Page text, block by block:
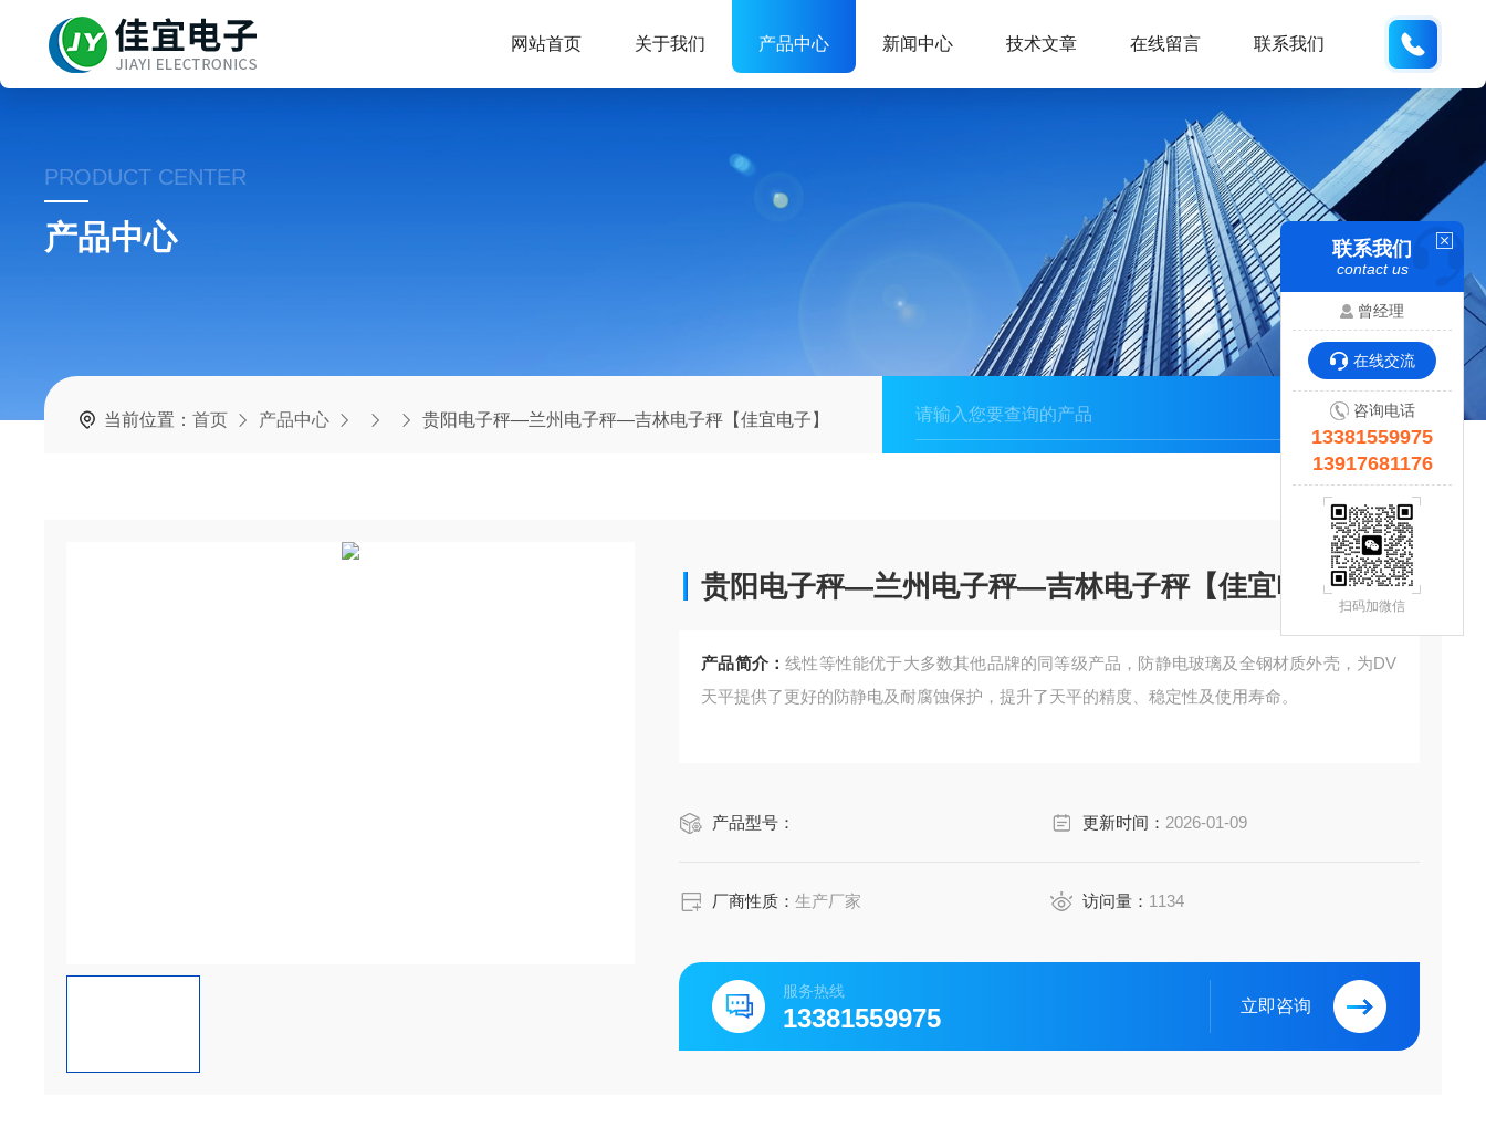
网站首页 关于我们 产品中心 新闻中心 技术文章 在线留言 联系我们
PRODUCT CENTER
产品中心
当前位置：首页 产品中心 贵阳电子秤—兰州电子秤—吉林电子秤【佳宜电子】
贵阳电子秤—兰州电子秤—吉林电子秤【佳宜电子】
产品简介：线性等性能优于大多数其他品牌的同等级产品，防静电玻璃及全钢材质外壳，为DV
天平提供了更好的防静电及耐腐蚀保护，提升了天平的精度、稳定性及使用寿命。
产品型号： 更新时间： 2026-01-09
厂商性质：生产厂家 访问量： 1134
服务热线
13381559975 立即咨询
联系我们
contact us
曾经理
在线交流
咨询电话
13381559975
13917681176
扫码加微信